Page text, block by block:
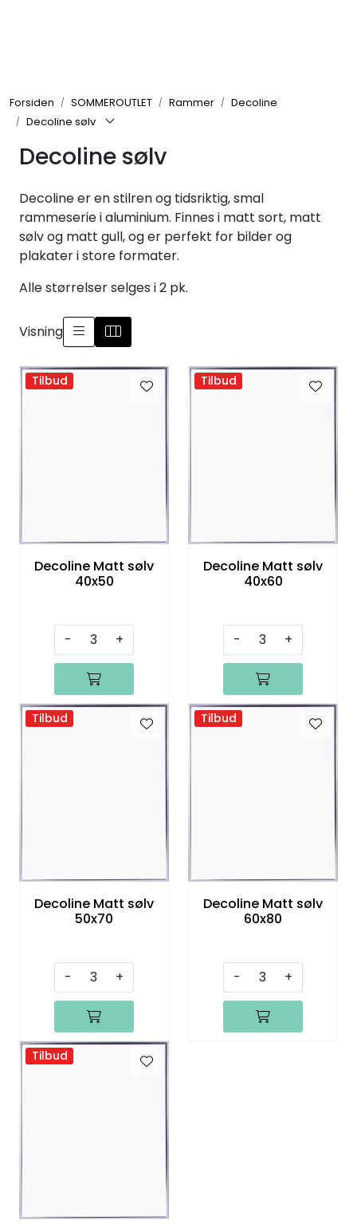
Forsiden SOMMEROUTLET Rammer
Decoline
Decoline sølv
Decoline sølv
Decoline er en stilren og tidsriktig, smal
rammeserie i aluminium. Finnes i matt sort, matt
sølv og matt gull, og er perfekt for bilder og
plakater i store formater.
Alle størrelser selges i 2 pk.
Visning
Tilbud
Decoline Matt sølv
40x50
- +
Tilbud
Decoline Matt sølv
40x60
- +
Tilbud
Decoline Matt sølv
50x70
- +
Tilbud
Decoline Matt sølv
60x80
- +
Tilbud
Passepartout
Tilbehør til innramming
Innrammede bilder
Canvas
Glass art
Malerier
Speil